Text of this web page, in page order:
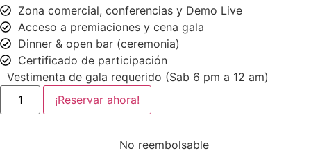
Zona comercial, conferencias y Demo Live
Acceso a premiaciones y cena gala
Dinner & open bar (ceremonia)
Certificado de participación
Vestimenta de gala requerido (Sab 6 pm a 12 am)
¡Reservar ahora!
No reembolsable